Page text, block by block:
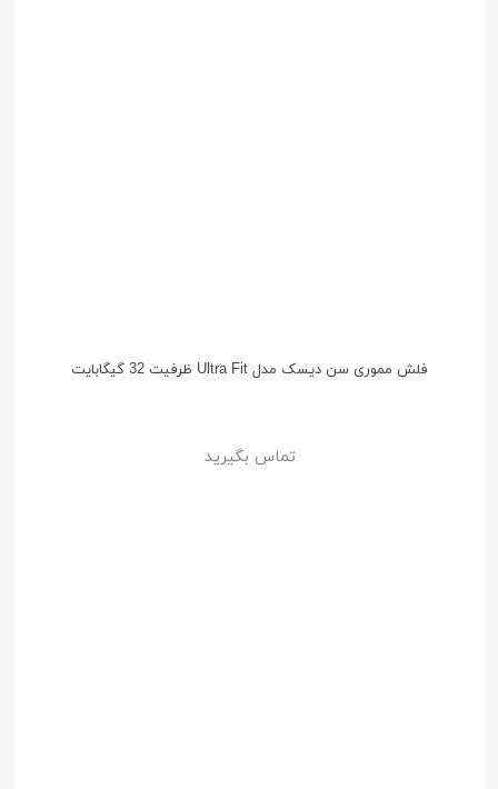
فلش مموری سن دیسک مدل Ultra Fit ظرفیت 32 گیگابایت
تماس بگیرید